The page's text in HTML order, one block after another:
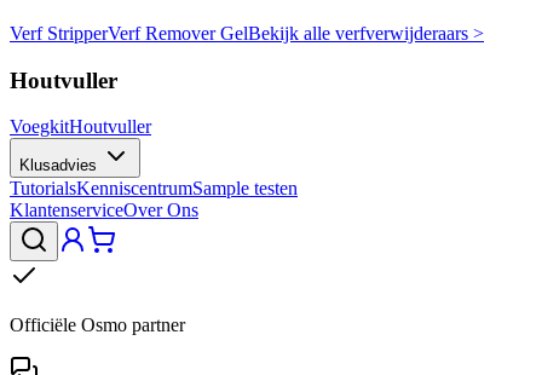
Verf StripperVerf Remover GelBekijk alle verfverwijderaars >
Houtvuller
VoegkitHoutvuller
Klusadvies
TutorialsKenniscentrumSample testen
KlantenserviceOver Ons
Officiële Osmo partner